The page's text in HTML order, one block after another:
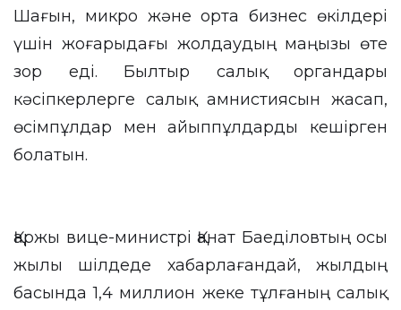
Шағын, микро және орта бизнес өкілдері
үшін жоғарыдағы жолдаудың маңызы өте
зор еді. Былтыр салық органдары
кәсіпкерлерге салық амнистиясын жасап,
өсімпұлдар мен айыппұлдарды кешірген
болатын.
Қаржы вице-министрі Қанат Баеділовтың осы
жылы шілдеде хабарлағандай, жылдың
басында 1,4 миллион жеке тұлғаның салық